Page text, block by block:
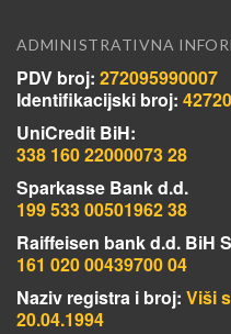
ADMINISTRATIVNA
PDV broj: 272095990007
Identifikacijski broj:
UniCredit BiH:
338 160 22000073 28
Sparkasse Bank d.d.
199 533 00501962 38
Raiffeisen bank d.d. BiH
161 020 00439700 04
Naziv registra i broj: Viši
20.04.1994